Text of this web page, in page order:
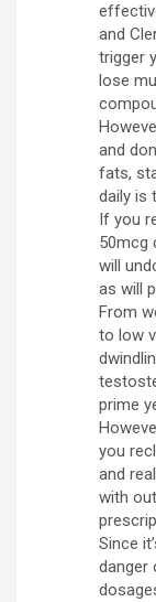
and
trigger
lose
and
fats,
daily is
If you
50mcg
will
as will
From
to low
prime
you
and
with
Since
danger